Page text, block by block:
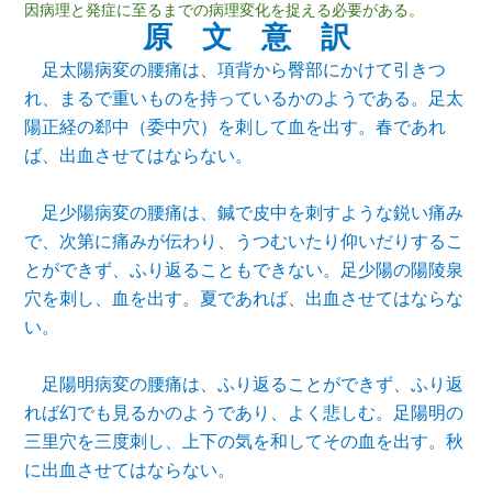
因病理と発症に至るまでの病理変化を捉える必要がある。
原 文 意 訳
足太陽病変の腰痛は、項背から臀部にかけて引きつ
れ、まるで重いものを持っているかのようである。足太
陽正経の郄中（委中穴）を刺して血を出す。春であれ
ば、出血させてはならない。
足少陽病変の腰痛は、鍼で皮中を刺すような鋭い痛み
で、次第に痛みが伝わり、うつむいたり仰いだりするこ
とができず、ふり返ることもできない。足少陽の陽陵泉
穴を刺し、血を出す。夏であれば、出血させてはならな
い。
足陽明病変の腰痛は、ふり返ることができず、ふり返
れば幻でも見るかのようであり、よく悲しむ。足陽明の
三里穴を三度刺し、上下の気を和してその血を出す。秋
に出血させてはならない。